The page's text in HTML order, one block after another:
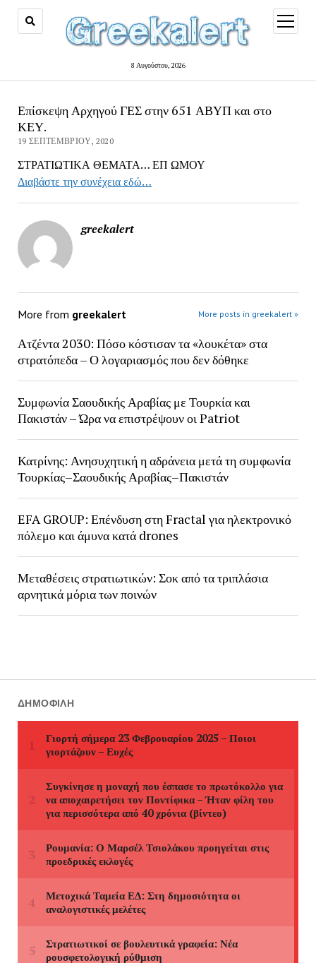
8 Αυγούστου, 2026
open
menu
Επίσκεψη Αρχηγού ΓΕΣ στην 651 ΑΒΥΠ και στο
ΚΕΥ.
19 ΣΕΠΤΕΜΒΡΊΟΥ, 2020
ΣΤΡΑΤΙΩΤΙΚΑ ΘΕΜΑΤΑ… ΕΠ ΩΜΟΥ
Διαβάστε την συνέχεια εδώ…
greekalert
More from greekalert More posts in greekalert »
Ατζέντα 2030: Πόσο κόστισαν τα «λουκέτα» στα
στρατόπεδα – Ο λογαριασμός που δεν δόθηκε
Συμφωνία Σαουδικής Αραβίας με Τουρκία και
Πακιστάν – Ώρα να επιστρέψουν οι Patriot
Κατρίνης: Ανησυχητική η αδράνεια μετά τη συμφωνία
Τουρκίας–Σαουδικής Αραβίας–Πακιστάν
EFA GROUP: Επένδυση στη Fractal για ηλεκτρονικό
πόλεμο και άμυνα κατά drones
Μεταθέσεις στρατιωτικών: Σοκ από τα τριπλάσια
αρνητικά μόρια των ποινών
ΔΗΜΟΦΙΛΉ